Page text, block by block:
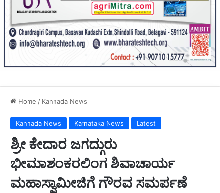
Home / Kannada News
Kannada News Karnataka News Latest
ಶ್ರೀ ಕೇದಾರ ಜಗದ್ಗುರು
ಭೀಮಾಶಂಕರಲಿಂಗ ಶಿವಾಚಾರ್ಯ
ಮಹಾಸ್ವಾಮೀಜಿಗೆ ಗೌರವ ಸಮರ್ಪಣೆ